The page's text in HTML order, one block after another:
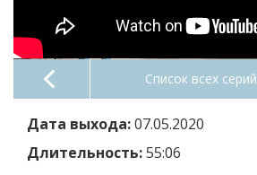
Список всех серий
Дата выхода:07.05.2020
Длительность:55:06